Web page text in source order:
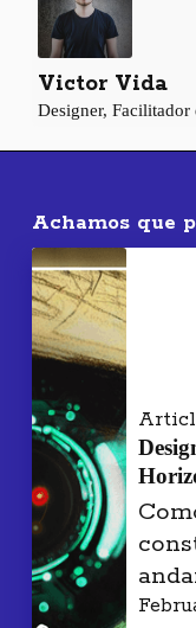
Victor Vida
Designer,
Achamos que